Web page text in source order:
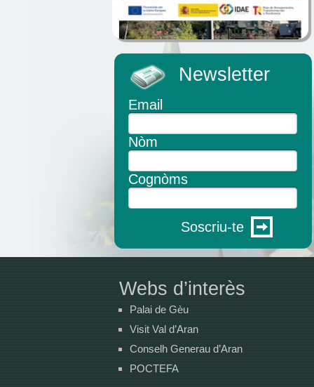
Newsletter
Email
Nòm
Cognòms
Soscriu-te
Webs d’interès
Palai de Gèu
Visit Val d’Aran
Conselh Generau d’Aran
POCTEFA